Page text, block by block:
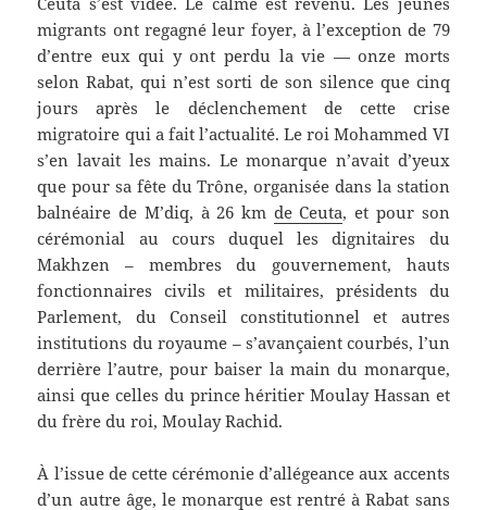
migrants ont regagné leur foyer, à l’exception de 79
d’entre eux qui y ont perdu la vie — onze morts
selon Rabat, qui n’est sorti de son silence que cinq
jours après le déclenchement de cette crise
migratoire qui a fait l’actualité. Le roi Mohammed VI
s’en lavait les mains. Le monarque n’avait d’yeux
que pour sa fête du Trône, organisée dans la station
balnéaire de M’diq, à 26 km de Ceuta, et pour son
cérémonial au cours duquel les dignitaires du
Makhzen – membres du gouvernement, hauts
fonctionnaires civils et militaires, présidents du
Parlement, du Conseil constitutionnel et autres
institutions du royaume – s’avançaient courbés, l’un
derrière l’autre, pour baiser la main du monarque,
ainsi que celles du prince héritier Moulay Hassan et
du frère du roi, Moulay Rachid.
À l’issue de cette cérémonie d’allégeance aux accents
d’un autre âge, le monarque est rentré à Rabat sans